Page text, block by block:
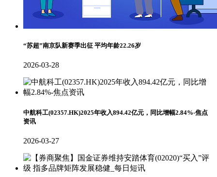
“苏超”南京队新赛季出征 平均年龄22.26岁
2026-03-28
中航科工(02357.HK)2025年收入894.42亿元，同比增幅2.84%-焦点
资讯
2026-03-27